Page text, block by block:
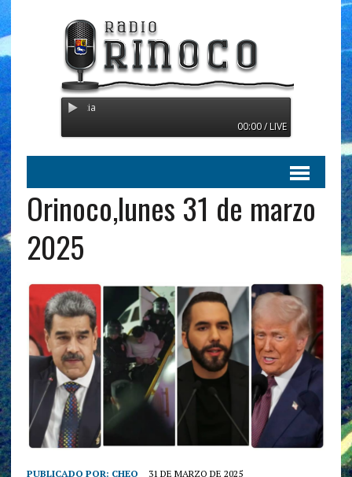
Radio Orinoco - Transmitiendo
00:00 / LIVE
Orinoco,lunes 31 de marzo
2025
PUBLICADO POR: CHEO 31 DE MARZO DE 2025